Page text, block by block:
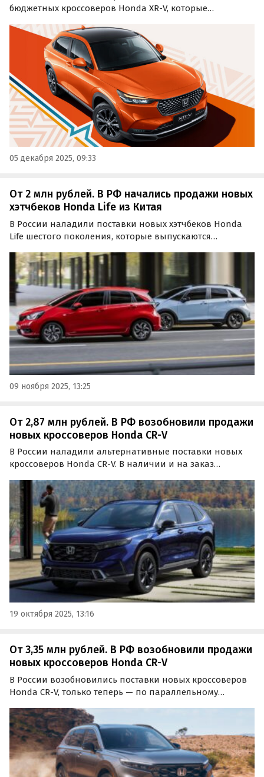
бюджетных кроссоверов Honda XR-V, которые
Honda в Китае и продаются только на китайском
05 декабря 2025, 09:33
От 2 млн рублей. В РФ начались продажи новых
хэтчбеков Honda Life из Китая
В России наладили поставки новых хэтчбеков Honda
Life шестого поколения, которые выпускаются
китайского рынка.
09 ноября 2025, 13:25
От 2,87 млн рублей. В РФ возобновили продажи
новых кроссоверов Honda CR-V
В России наладили альтернативные поставки новых
кроссоверов Honda CR-V. В наличии и на заказ
полноприводные версии, цены на которые на одном
из сайтов объявлений стартуют от 2 870 000 рублей,
сообщает портал…
19 октября 2025, 13:16
От 3,35 млн рублей. В РФ возобновили продажи
новых кроссоверов Honda CR-V
В России возобновились поставки новых кроссоверов
Honda CR-V, только теперь — по параллельному
под заказ по цене от 3 350 000 рублей, сообщает портал
«Автоновости дня».